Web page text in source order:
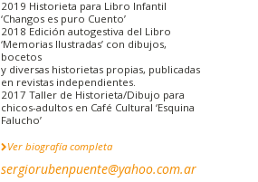
2019 Historieta para Libro Infantil
‘Changos es puro Cuento’
2018 Edición autogestiva del Libro
‘Memorias Ilustradas’ con dibujos,
bocetos
y diversas historietas propias, publicadas
en revistas independientes.
2017 Taller de Historieta/Dibujo para
chicos-adultos en Café Cultural ‘Esquina
Falucho’
Ver biografía completa
sergiorubenpuente@yahoo.com.ar